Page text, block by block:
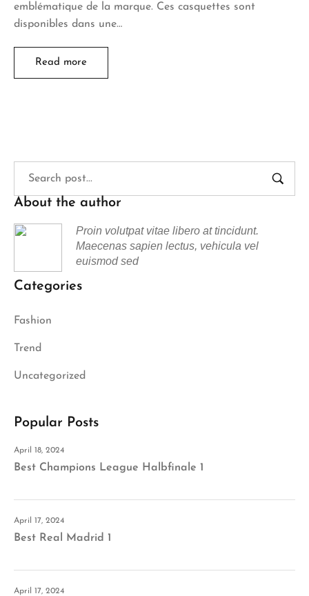
emblématique de la marque. Ces casquettes sont
disponibles dans une…
Read more
About the author
Proin volutpat vitae libero at tincidunt.
Maecenas sapien lectus, vehicula vel
euismod sed
Categories
Fashion
Trend
Uncategorized
Popular Posts
April 18, 2024
Best Champions League Halbfinale 1
April 17, 2024
Best Real Madrid 1
April 17, 2024